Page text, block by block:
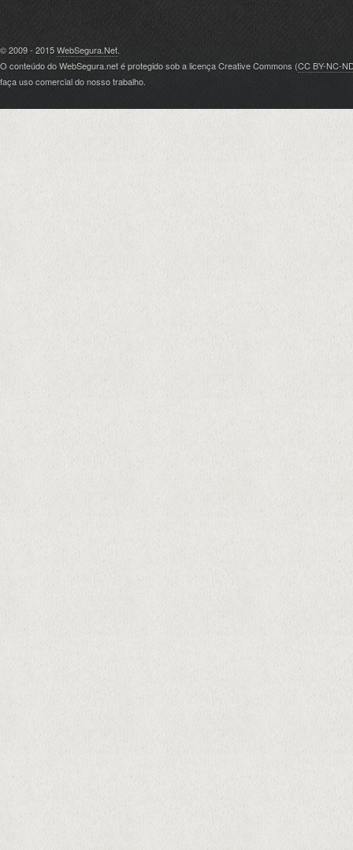
© 2009 - 2015WebSegura.Net.
O conteúdo do WebSegura.net é protegido sob a licença Creative Commons (CC BY-NC-
faça uso comercial do nosso trabalho.